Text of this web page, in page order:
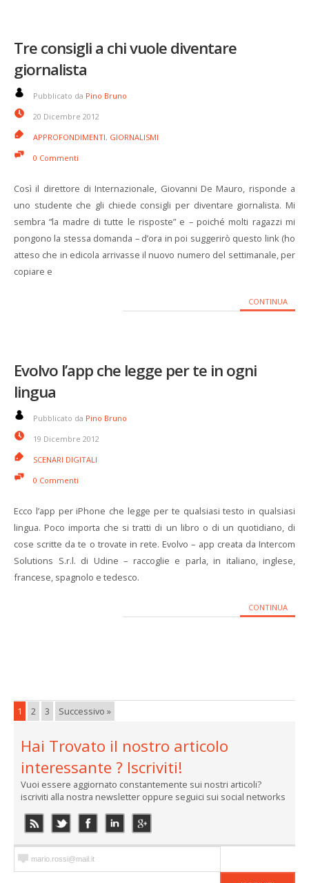
Tre consigli a chi vuole diventare
giornalista
Pubblicato da Pino Bruno
20 Dicembre 2012
APPROFONDIMENTI, GIORNALISMI
0 Commenti
Così il direttore di Internazionale, Giovanni De Mauro, risponde a
uno studente che gli chiede consigli per diventare giornalista. Mi
sembra “la madre di tutte le risposte” e – poiché molti ragazzi mi
pongono la stessa domanda – d’ora in poi suggerirò questo link (ho
atteso che in edicola arrivasse il nuovo numero del settimanale, per
copiare e
CONTINUA
Evolvo l’app che legge per te in ogni
lingua
Pubblicato da Pino Bruno
19 Dicembre 2012
SCENARI DIGITALI
0 Commenti
Ecco l’app per iPhone che legge per te qualsiasi testo in qualsiasi
lingua. Poco importa che si tratti di un libro o di un quotidiano, di
cose scritte da te o trovate in rete. Evolvo – app creata da Intercom
Solutions S.r.l. di Udine – raccoglie e parla, in italiano, inglese,
francese, spagnolo e tedesco.
CONTINUA
1 2 3 Successivo »
Hai Trovato il nostro articolo
interessante ? Iscriviti!
Vuoi essere aggiornato constantemente sui nostri articoli?
iscriviti alla nostra newsletter oppure seguici sui social networks